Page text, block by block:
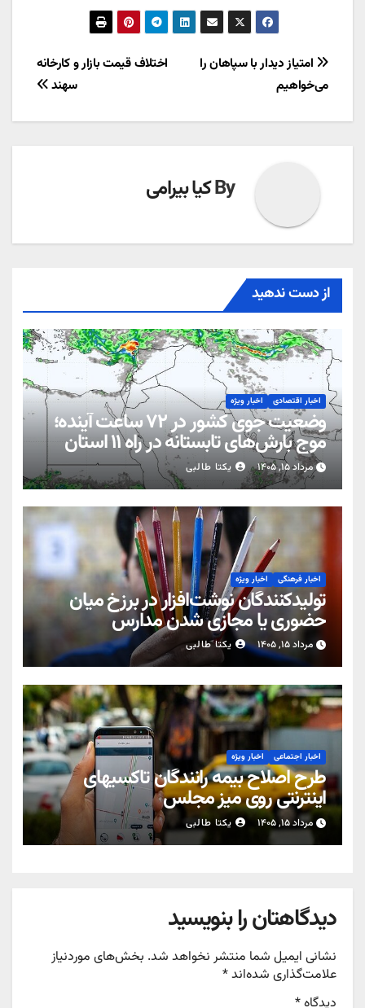
راهبری
نوشته
اختلاف قیمت بازار و کارخانه
سهند
امتیاز دیدار با سپاهان را
می‌خواهیم
Byکیا بیرامی
از دست ندهید
اخبار اقتصادی اخبار ویژه
وضعیت جوی کشور در ۷۲ ساعت آینده؛
موج بارش‌های تابستانه در راه ۱۱ استان
مرداد ۱۵, ۱۴۰۵ یکتا طالبی
اخبار فرهنگی اخبار ویژه
تولیدکنندگان نوشت‌افزار در برزخ میان
حضوری یا مجازی شدن مدارس
مرداد ۱۵, ۱۴۰۵ یکتا طالبی
اخبار اجتماعی اخبار ویژه
طرح اصلاح بیمه رانندگان تاکسیهای
اینترنتی روی میز مجلس
مرداد ۱۵, ۱۴۰۵ یکتا طالبی
دیدگاهتان را بنویسید
نشانی ایمیل شما منتشر نخواهد شد. بخش‌های موردنیاز
علامت‌گذاری شده‌اند*
دیدگاه*